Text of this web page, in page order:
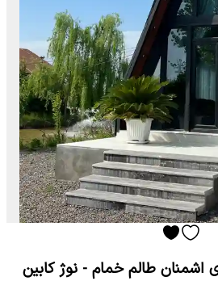
اشمنان طالم خمام - نوژ کابین